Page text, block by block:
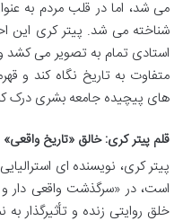
می شد، اما در قلب مردم به
شناخته می شد. پیتر کری این
استادی تمام به تصویر می کشد و
متفاوت به تاریخ نگاه کند و
های پیچیده جامعه بشری درک
قلم پیتر کری: خالق «تاریخ واقعی»
پیتر کری، نویسنده ای
است، در «سرگذشت واقعی دار